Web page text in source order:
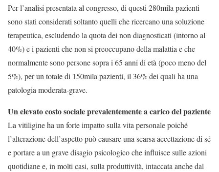
Per l’analisi presentata al congresso, di questi 280mila pazienti
sono stati considerati soltanto quelli che ricercano una soluzione
terapeutica, escludendo la quota dei non diagnosticati (intorno al
40%) e i pazienti che non si preoccupano della malattia e che
normalmente sono persone sopra i 65 anni di età (poco meno del
5%), per un totale di 150mila pazienti, il 36% dei quali ha una
patologia moderata-grave.
Un elevato costo sociale prevalentemente a carico del paziente
La vitiligine ha un forte impatto sulla vita personale poiché
l’alterazione dell’aspetto può causare una scarsa accettazione di sé
e portare a un grave disagio psicologico che influisce sulle azioni
quotidiane e, in molti casi, sulla produttività, intaccata anche dal